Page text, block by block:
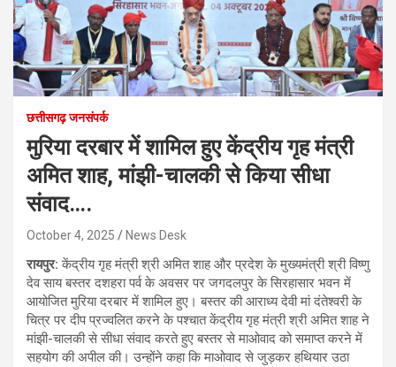
छत्तीसगढ़ जनसंपर्क
मुरिया दरबार में शामिल हुए केंद्रीय गृह मंत्री
अमित शाह, मांझी-चालकी से किया सीधा
संवाद….
October 4, 2025 News Desk
रायपुर:केंद्रीय गृह मंत्री श्री अमित शाह और प्रदेश के मुख्यमंत्री श्री विष्णु
देव साय बस्तर दशहरा पर्व के अवसर पर जगदलपुर के सिरहासार भवन में
आयोजित मुरिया दरबार में शामिल हुए। बस्तर की आराध्य देवी मां दंतेश्वरी के
चित्र पर दीप प्रज्वलित करने के पश्चात केंद्रीय गृह मंत्री श्री अमित शाह ने
मांझी-चालकी से सीधा संवाद करते हुए बस्तर से माओवाद को समाप्त करने में
सहयोग की अपील की। उन्होंने कहा कि माओवाद से जुड़कर हथियार उठा